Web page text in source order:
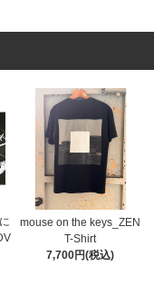
mouse on the keys_ZEN
T-Shirt
7,700円(税込)